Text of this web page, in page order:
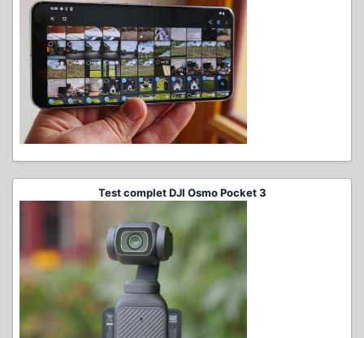
Test complet DJI Osmo Pocket 3